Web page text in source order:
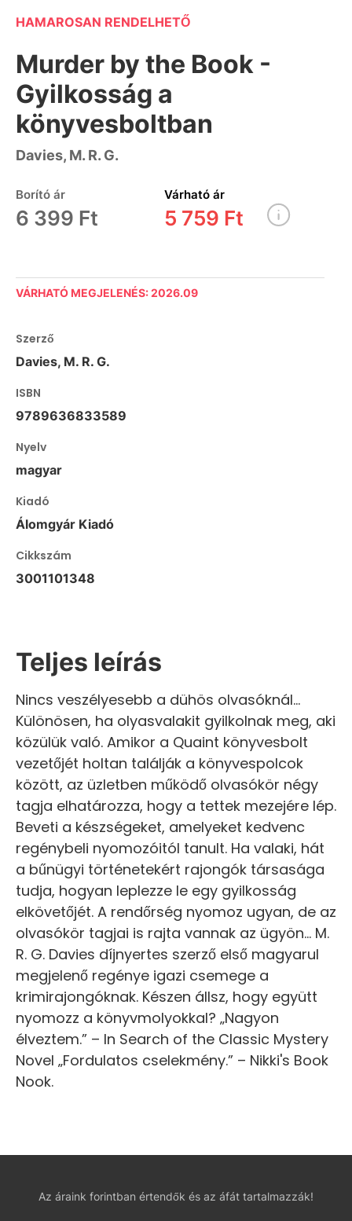
HAMAROSAN RENDELHETŐ
Murder by the Book -
Gyilkosság a
könyvesboltban
Davies, M. R. G.
Borító ár
6 399 Ft
Várható ár
5 759 Ft
VÁRHATÓ MEGJELENÉS: 2026.09
Szerző
Davies, M. R. G.
ISBN
9789636833589
Nyelv
magyar
Kiadó
Álomgyár Kiadó
Cikkszám
3001101348
Teljes leírás
Nincs veszélyesebb a dühös olvasóknál...
Különösen, ha olyasvalakit gyilkolnak meg, aki
közülük való. Amikor a Quaint könyvesbolt
vezetőjét holtan találják a könyvespolcok
között, az üzletben működő olvasókör négy
tagja elhatározza, hogy a tettek mezejére lép.
Beveti a készségeket, amelyeket kedvenc
regénybeli nyomozóitól tanult. Ha valaki, hát
a bűnügyi történetekért rajongók társasága
tudja, hogyan leplezze le egy gyilkosság
elkövetőjét. A rendőrség nyomoz ugyan, de az
olvasókör tagjai is rajta vannak az ügyön... M.
R. G. Davies díjnyertes szerző első magyarul
megjelenő regénye igazi csemege a
krimirajongóknak. Készen állsz, hogy együtt
nyomozz a könyvmolyokkal? „Nagyon
élveztem.” – In Search of the Classic Mystery
Novel „Fordulatos cselekmény.” – Nikki's Book
Nook.
Az áraink forintban értendők és az áfát tartalmazzák!